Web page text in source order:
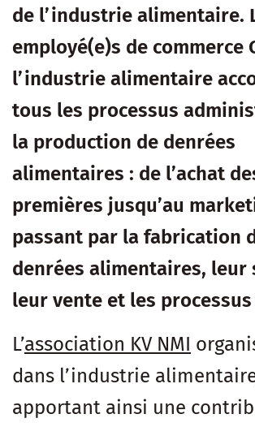
de l’industrie alimentaire.
employé(e)s de commerce
l’industrie alimentaire
tous les processus
la production de denrées
alimentaires : de l’achat
premières jusqu’au
passant par la fabrication
denrées alimentaires, leur
leur vente et les processus
L’association KV NMI
dans l’industrie
apportant ainsi une